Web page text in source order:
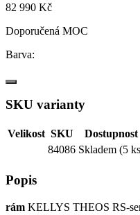
82 990 Kč
Doporučená MOC
Barva:
SKU varianty
Velikost SKU Dostupnost
84086 Skladem (5
Popis
rám KELLYS THEOS RS-